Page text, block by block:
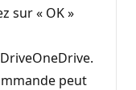
sur « OK »
peut